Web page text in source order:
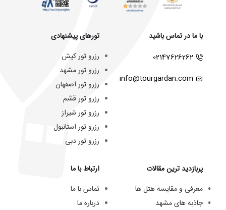
با ما در تماس باشید
02147626262
info@tourgardan.com
تورهای پیشنهادی
رزرو تور کیش
رزرو تور مشهد
رزرو تور اصفهان
رزرو تور قشم
رزرو تور شیراز
رزرو تور استانبول
رزرو تور دبی
پربازدید ترین مقالات
معرفی و مقایسه هتل ها
جاذبه های مشهد
ارتباط با ما
تماس با ما
درباره ما